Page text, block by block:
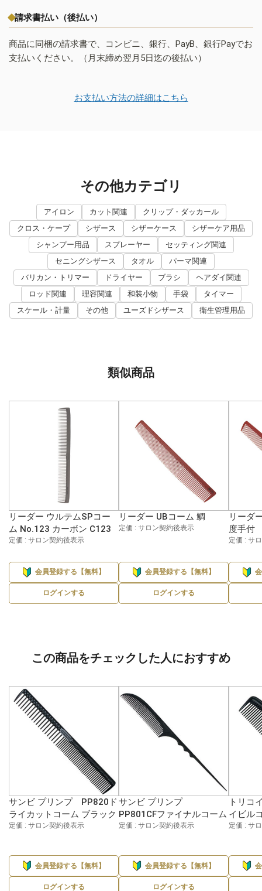
請求書払い（後払い）
商品に同梱の請求書で、コンビニ、銀行、PayB、銀行Payでお
支払いください。（月末締め翌月5日迄の後払い）
お支払い方法の詳細はこちら
その他カテゴリ
アイロン カット関連
クリップ・ダッカール
クロス・ケープ
シザース シザーケース
シザーケア用品
シャンプー用品
スプレーヤー
セッティング関連
セニングシザース
タオル
パーマ関連
バリカン・トリマー
ドライヤー ブラシ
ヘアダイ関連
ロッド関連
理容関連 和装小物 手袋
タイマー
スケール・計量
その他 ユーズドシザース 衛生管理用品
類似商品
リーダー ウルテムSPコー
ム No.123 カーボン C123
定価 : サロン契約後表示
会員登録する【無料】
ログインする
リーダー UBコーム 鯛
定価 : サロン契約後表示
会員登録する【無料】
ログインする
リーダ
度手付
定価 : サ
この商品をチェックした人におすすめ
サンビ プリンプ PP820ド
ライカットコーム ブラック
定価 : サロン契約後表示
会員登録する【無料】
ログインする
サンビ プリンプ
PP801CFファイナルコーム
定価 : サロン契約後表示
会員登録する【無料】
ログインする
トリコ
イビル
定価 : サ